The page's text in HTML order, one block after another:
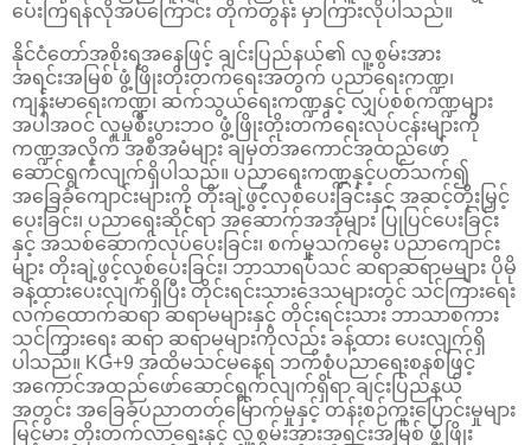
ပေးကြရန်လိုအပ်ကြောင်း တိုက်တွန်း မှာကြားလိုပါသည်။
နိုင်ငံတော်အစိုးရအနေဖြင့် ချင်းပြည်နယ်၏ လူ့စွမ်းအား
အရင်းအမြစ် ဖွံ့ဖြိုးတိုးတက်ရေးအတွက် ပညာရေးကဏ္ဍ၊
ကျန်းမာရေးကဏ္ဍ၊ ဆက်သွယ်ရေးကဏ္ဍနှင့် လျှပ်စစ်ကဏ္ဍများ
အပါအဝင် လူမှုစီးပွားဘဝ ဖွံ့ဖြိုးတိုးတက်ရေးလုပ်ငန်းများကို
ကဏ္ဍအလိုက် အစီအမံများ ချမှတ်အကောင်အထည်ဖော်
ဆောင်ရွက်လျက်ရှိပါသည်။ ပညာရေးကဏ္ဍနှင့်ပတ်သက်၍
အခြေခံကျောင်းများကို တိုးချဲ့ဖွင့်လှစ်ပေးခြင်းနှင့် အဆင့်တိုးမြှင့်
ပေးခြင်း၊ ပညာရေးဆိုင်ရာ အဆောက်အအုံများ ပြုပြင်ပေးခြင်း
နှင့် အသစ်ဆောက်လုပ်ပေးခြင်း၊ စက်မှုသက်မွေး ပညာကျောင်း
များ တိုးချဲ့ဖွင့်လှစ်ပေးခြင်း၊ ဘာသာရပ်သင် ဆရာဆရာမများ ပိုမို
ခန့်ထားပေးလျက်ရှိပြီး တိုင်းရင်းသားဒေသများတွင် သင်ကြားရေး
လက်ထောက်ဆရာ ဆရာမများနှင့် တိုင်းရင်းသား ဘာသာစကား
သင်ကြားရေး ဆရာ ဆရာမများကိုလည်း ခန့်ထား ပေးလျက်ရှိ
ပါသည်။ KG+9 အထိမသင်မနေရ ဘက်စုံပညာရေးစနစ်ဖြင့်
အကောင်အထည်ဖော်ဆောင်ရွက်လျက်ရှိရာ ချင်းပြည်နယ်
အတွင်း အခြေခံပညာတတ်မြောက်မှုနှင့် တန်းစဉ်ကူးပြောင်းမှုများ
မြင့်မား တိုးတက်လာရေးနှင့် လူ့စွမ်းအားအရင်းအမြစ် ဖွံ့ဖြိုး